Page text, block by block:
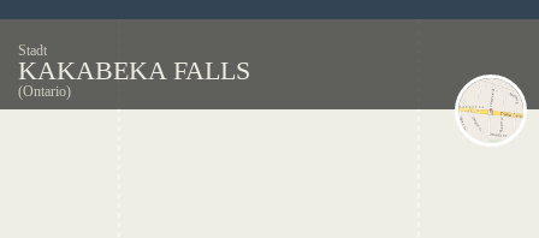
Stadt
KAKABEKA FALLS
(Ontario)